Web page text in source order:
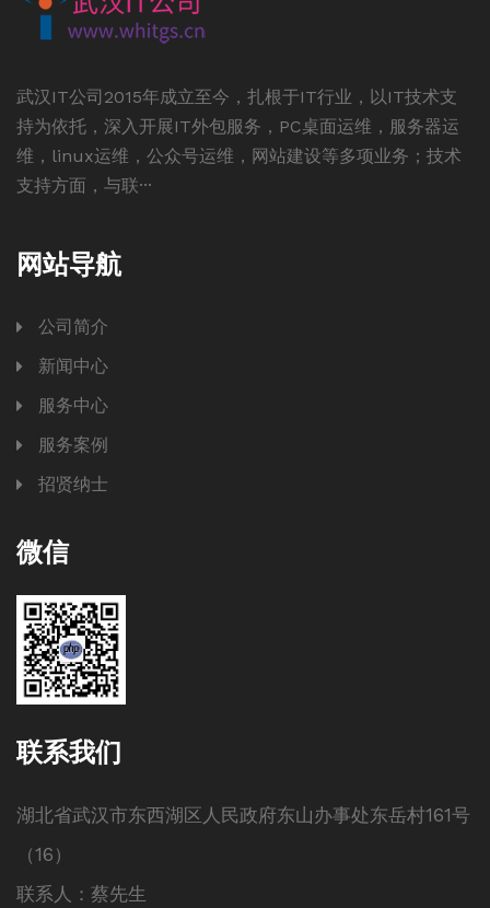
武汉IT公司2015年成立至今，扎根于IT行业，以IT技术支
持为依托，深入开展IT外包服务，PC桌面运维，服务器运
维，linux运维，公众号运维，网站建设等多项业务；技术
支持方面，与联···
网站导航
公司简介
新闻中心
服务中心
服务案例
招贤纳士
微信
联系我们
湖北省武汉市东西湖区人民政府东山办事处东岳村161号
（16）
联系人：蔡先生